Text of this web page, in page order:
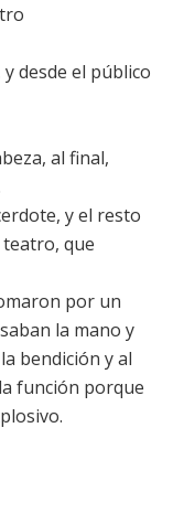
desde el público
al final,
y el resto
que
por un
la mano y
bendición y al
función porque